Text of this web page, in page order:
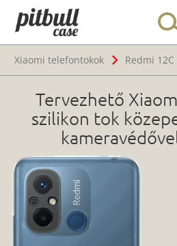
Xiaomi telefontokok
Redmi
Tervezhető
szilikon tok